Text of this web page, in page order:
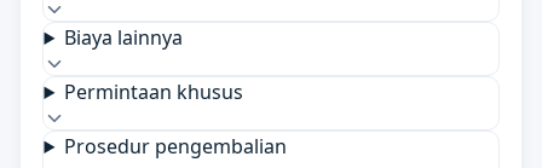
Biaya lainnya
Permintaan khusus
Prosedur pengembalian